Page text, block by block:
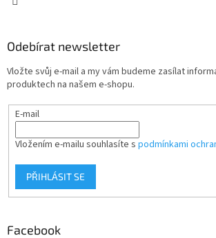
Odebírat newsletter
Vložte svůj e-mail a my vám budeme zasílat
produktech na našem e-shopu.
E-mail
Vložením e-mailu souhlasíte s podmínkami
PŘIHLÁSIT SE
Facebook